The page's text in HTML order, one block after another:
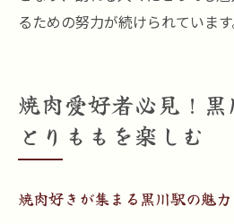
るための努力が続けられています
焼肉愛好者必見！
とりももを楽しむ
焼肉好きが集まる黒川駅の魅力